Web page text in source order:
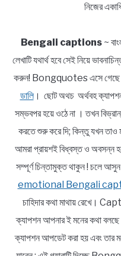
নিজের
Bengali captions~
লেখাটি যথার্থ হবে সেই নিয়ে
করুন! Bongquotes এসে গেছে
ডালি। ছোট অথচ অর্থবহ ক্যাপশন
সম্ভবপর হয়ে ওঠে না । তখন
করতে শুরু করে দি; কিন্তু যখন তাও
আমরা প্রায়শই বিধ্বস্ত ও অবসন্ন
সম্পূর্ণ চিন্তামুক্ত থাকুন ! চলে
emotional Bengali
চাহিদার কথা মাথায় রেখে।
ক্যাপশন আপনার ই মনের কথা
ক্যাপশন আপডেট করা হয় এবং তার